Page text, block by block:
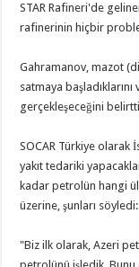
STAR Rafineri'de
rafinerinin hiçbir
Gahramanov, mazot
satmaya
gerçekleşeceğini
SOCAR Türkiye olarak
yakıt tedariki
kadar petrolün hangi
üzerine, şunları söyledi:
"Biz ilk olarak, Azeri